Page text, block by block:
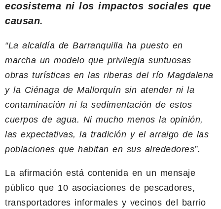
ecosistema ni los impactos sociales que
causan.
“La alcaldía de Barranquilla ha puesto en
marcha un modelo que privilegia suntuosas
obras turísticas en las riberas del río Magdalena
y la Ciénaga de Mallorquín sin atender ni la
contaminación ni la sedimentación de estos
cuerpos de agua. Ni mucho menos la opinión,
las expectativas, la tradición y el arraigo de las
poblaciones que habitan en sus alrededores”.
La afirmación está contenida en un mensaje
público que 10 asociaciones de pescadores,
transportadores informales y vecinos del barrio